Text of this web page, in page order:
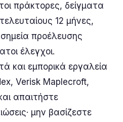
πράκτορες, δείγματα
12 μήνες,
προέλευσης
έλεγχοι.
και εμπορικά εργαλεία
Verisk Maplecroft,
απαιτήστε
μην βασίζεστε